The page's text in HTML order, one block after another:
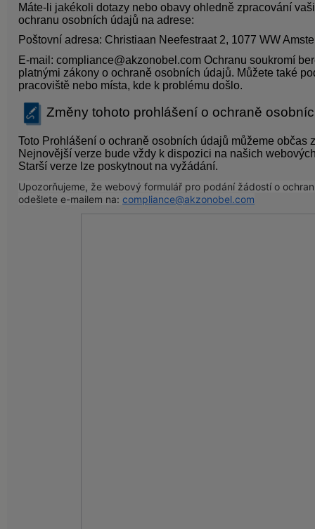
Máte-li jakékoli dotazy nebo obavy ohledně zpracování
ochranu osobních údajů na adrese:
Poštovní adresa: Christiaan Neefestraat 2, 1077 WW
E-mail: compliance@akzonobel.com Ochranu soukromí
platnými zákony o ochraně osobních údajů. Můžete také
pracoviště nebo místa, kde k problému došlo.
Změny tohoto prohlášení o ochraně
Toto Prohlášení o ochraně osobních údajů můžeme
Nejnovější verze bude vždy k dispozici na našich
Starší verze lze poskytnout na vyžádání.
Upozorňujeme, že webový formulář pro podání žádostí o
odešlete e-mailem na: compliance@akzonobel.com